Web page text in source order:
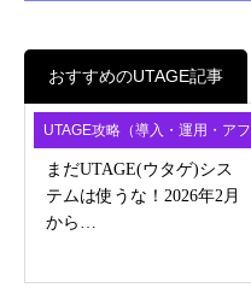
おすすめのUTAGE記事
UTAGE攻略（導入・運用・アフ
ィ）
まだUTAGE(ウタゲ)シス
テムは使うな！2026年2月
から…